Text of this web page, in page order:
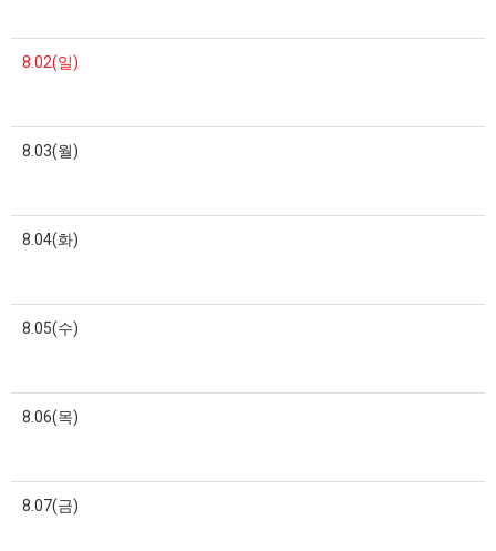
8.02(일)
8.03(월)
8.04(화)
8.05(수)
8.06(목)
8.07(금)